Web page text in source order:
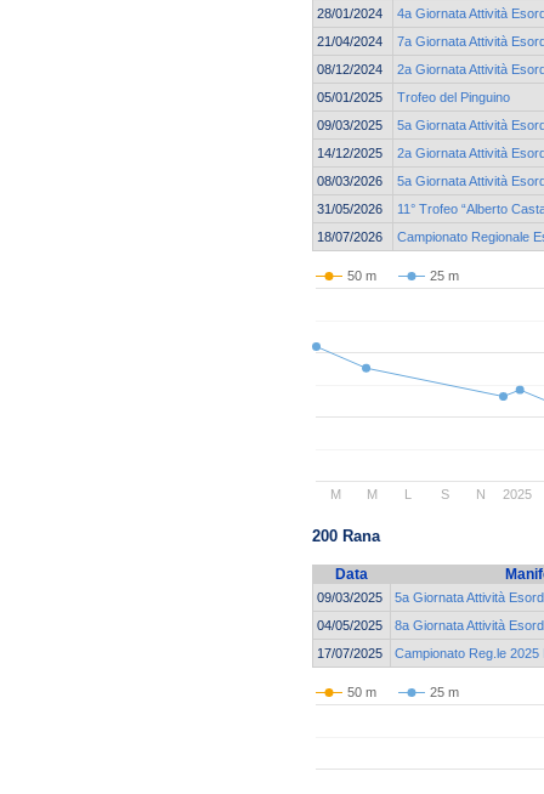
28/01/2024
4a Giornata Attività
21/04/2024
7a Giornata Attività
08/12/2024
2a Giornata Attività
05/01/2025
Trofeo del Pinguino
09/03/2025
5a Giornata Attività
14/12/2025
2a Giornata Attività
08/03/2026
5a Giornata Attività
31/05/2026
11° Trofeo “Alberto
18/07/2026
Campionato Regionale
50 m 25 m
2025
M M L S N
200 Rana
Data
09/03/2025
5a Giornata Attività
04/05/2025
8a Giornata Attività
17/07/2025
Campionato Reg.le
50 m 25 m